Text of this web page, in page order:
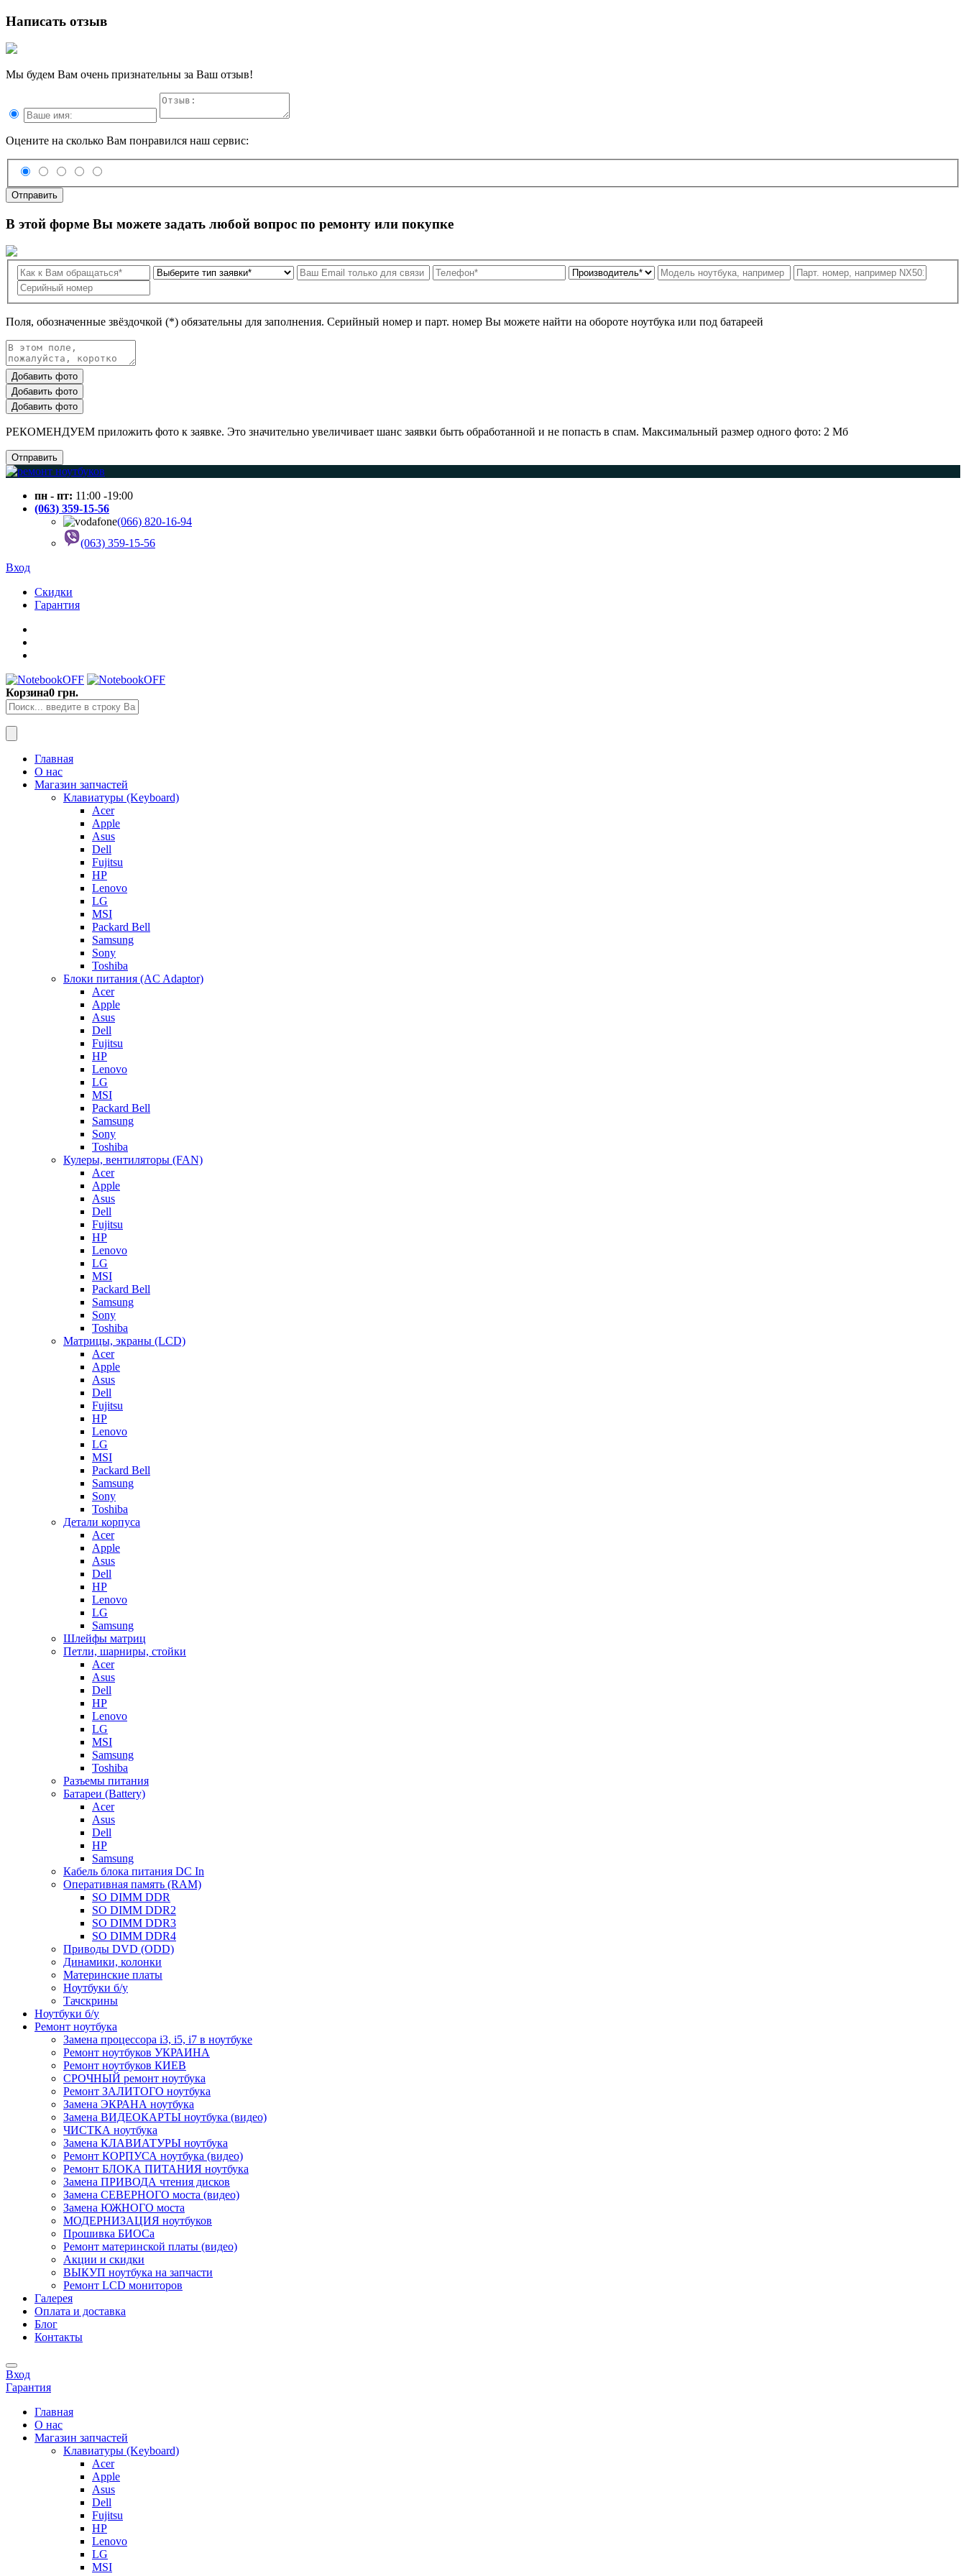
Написать отзыв
Мы будем Вам очень признательны за Ваш отзыв!
Оцените на сколько Вам понравился наш сервис:
Отправить
В этой форме Вы можете задать любой вопрос по ремонту или покупке
Поля, обозначенные звёздочкой (*) обязательны для заполнения. Серийный номер и парт. номер Вы можете найти на обороте ноутбука или под батареей
Добавить фото
Добавить фото
Добавить фото
РЕКОМЕНДУЕМ приложить фото к заявке. Это значительно увеличивает шанс заявки быть обработанной и не попасть в спам. Максимальный размер одного фото: 2 Мб
Отправить
пн - пт: 11:00 -19:00
(063) 359-15-56
(066) 820-16-94
(063) 359-15-56
Вход
Скидки
Гарантия
Корзина0 грн.
Главная
О нас
Магазин запчастей
Клавиатуры (Keyboard)
Acer
Apple
Asus
Dell
Fujitsu
HP
Lenovo
LG
MSI
Packard Bell
Samsung
Sony
Toshiba
Блоки питания (AC Adaptor)
Acer
Apple
Asus
Dell
Fujitsu
HP
Lenovo
LG
MSI
Packard Bell
Samsung
Sony
Toshiba
Кулеры, вентиляторы (FAN)
Acer
Apple
Asus
Dell
Fujitsu
HP
Lenovo
LG
MSI
Packard Bell
Samsung
Sony
Toshiba
Матрицы, экраны (LCD)
Acer
Apple
Asus
Dell
Fujitsu
HP
Lenovo
LG
MSI
Packard Bell
Samsung
Sony
Toshiba
Детали корпуса
Acer
Apple
Asus
Dell
HP
Lenovo
LG
Samsung
Шлейфы матриц
Петли, шарниры, стойки
Acer
Asus
Dell
HP
Lenovo
LG
MSI
Samsung
Toshiba
Разъемы питания
Батареи (Battery)
Acer
Asus
Dell
HP
Samsung
Кабель блока питания DC In
Оперативная память (RAM)
SO DIMM DDR
SO DIMM DDR2
SO DIMM DDR3
SO DIMM DDR4
Приводы DVD (ODD)
Динамики, колонки
Материнские платы
Ноутбуки б/у
Тачскрины
Ноутбуки б/у
Ремонт ноутбука
Замена процессора i3, i5, i7 в ноутбуке
Ремонт ноутбуков УКРАИНА
Ремонт ноутбуков КИЕВ
СРОЧНЫЙ ремонт ноутбука
Ремонт ЗАЛИТОГО ноутбука
Замена ЭКРАНА ноутбука
Замена ВИДЕОКАРТЫ ноутбука (видео)
ЧИСТКА ноутбука
Замена КЛАВИАТУРЫ ноутбука
Ремонт КОРПУСА ноутбука (видео)
Ремонт БЛОКА ПИТАНИЯ ноутбука
Замена ПРИВОДА чтения дисков
Замена СЕВЕРНОГО моста (видео)
Замена ЮЖНОГО моста
МОДЕРНИЗАЦИЯ ноутбуков
Прошивка БИОСа
Ремонт материнской платы (видео)
Акции и скидки
ВЫКУП ноутбука на запчасти
Ремонт LCD мониторов
Галерея
Оплата и доставка
Блог
Контакты
Вход
Гарантия
Главная
О нас
Магазин запчастей
Клавиатуры (Keyboard)
Acer
Apple
Asus
Dell
Fujitsu
HP
Lenovo
LG
MSI